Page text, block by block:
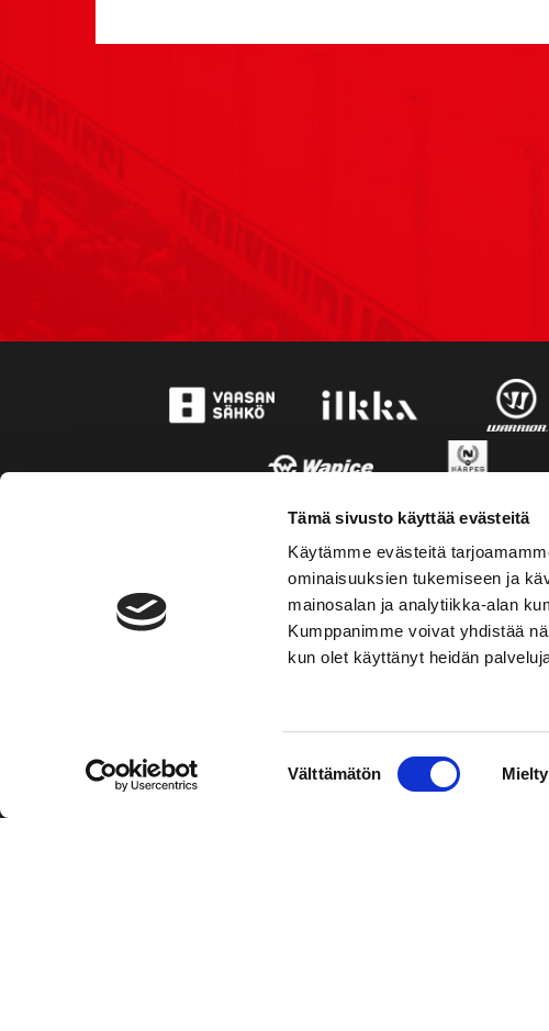
Tämä sivusto käyttää evästeitä
Käytämme evästeitä
ominaisuuksien tukemiseen ja
mainosalan ja analytiikka-alan
Kumppanimme voivat yhdistää
kun olet käyttänyt heidän
Välttämätön
Hockey-Team Vaasan Sport Oy
Puh: 02 01 555